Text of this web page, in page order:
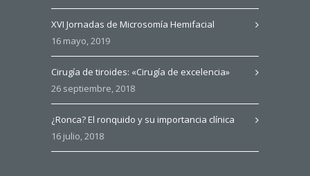
XVI Jornadas de Microsomía Hemifacial
16 mayo, 2019
Cirugía de tiroides: «Cirugía de excelencia»
26 septiembre, 2018
¿Ronca? El ronquido y su importancia clínica
16 julio, 2018